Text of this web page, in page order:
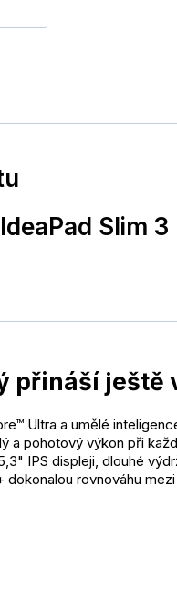
Slim 3
přináší ještě
Ultra a umělé
a pohotový výkon při
IPS displeji, dlouhé
rovnováhu